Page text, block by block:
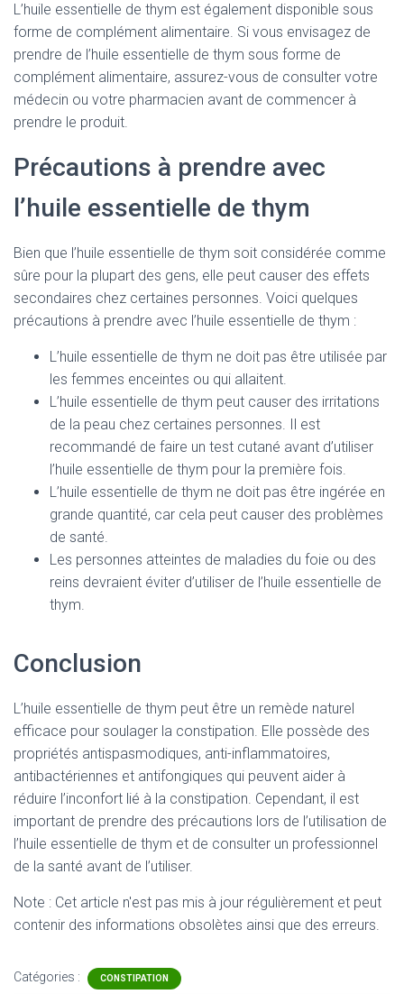
L’huile essentielle de thym est également disponible sous
forme de complément alimentaire. Si vous envisagez de
prendre de l’huile essentielle de thym sous forme de
complément alimentaire, assurez-vous de consulter votre
médecin ou votre pharmacien avant de commencer à
prendre le produit.
Précautions à prendre avec
l’huile essentielle de thym
Bien que l’huile essentielle de thym soit considérée comme
sûre pour la plupart des gens, elle peut causer des effets
secondaires chez certaines personnes. Voici quelques
précautions à prendre avec l’huile essentielle de thym :
L’huile essentielle de thym ne doit pas être utilisée par
les femmes enceintes ou qui allaitent.
L’huile essentielle de thym peut causer des irritations
de la peau chez certaines personnes. Il est
recommandé de faire un test cutané avant d’utiliser
l’huile essentielle de thym pour la première fois.
L’huile essentielle de thym ne doit pas être ingérée en
grande quantité, car cela peut causer des problèmes
de santé.
Les personnes atteintes de maladies du foie ou des
reins devraient éviter d’utiliser de l’huile essentielle de
thym.
Conclusion
L’huile essentielle de thym peut être un remède naturel
efficace pour soulager la constipation. Elle possède des
propriétés antispasmodiques, anti-inflammatoires,
antibactériennes et antifongiques qui peuvent aider à
réduire l’inconfort lié à la constipation. Cependant, il est
important de prendre des précautions lors de l’utilisation de
l’huile essentielle de thym et de consulter un professionnel
de la santé avant de l’utiliser.
Note : Cet article n'est pas mis à jour régulièrement et peut
contenir des informations obsolètes ainsi que des erreurs.
Catégories : CONSTIPATION